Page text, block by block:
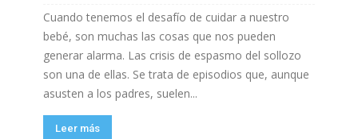
Cuando tenemos el desafío de cuidar a nuestro
bebé, son muchas las cosas que nos pueden
generar alarma. Las crisis de espasmo del sollozo
son una de ellas. Se trata de episodios que, aunque
asusten a los padres, suelen...
Leer más